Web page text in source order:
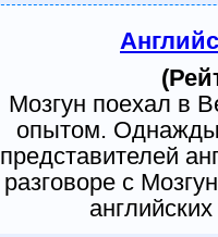
Мозгун поехал в
опытом. Однажды
представителей
разговоре с